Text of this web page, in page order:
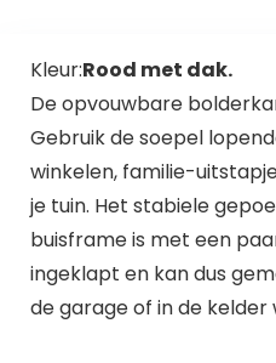
Kleur:Rood met dak.
De opvouwbare
Gebruik de soepel
winkelen, familie-
je tuin. Het stabiele
buisframe is met een
ingeklapt en kan dus
de garage of in de